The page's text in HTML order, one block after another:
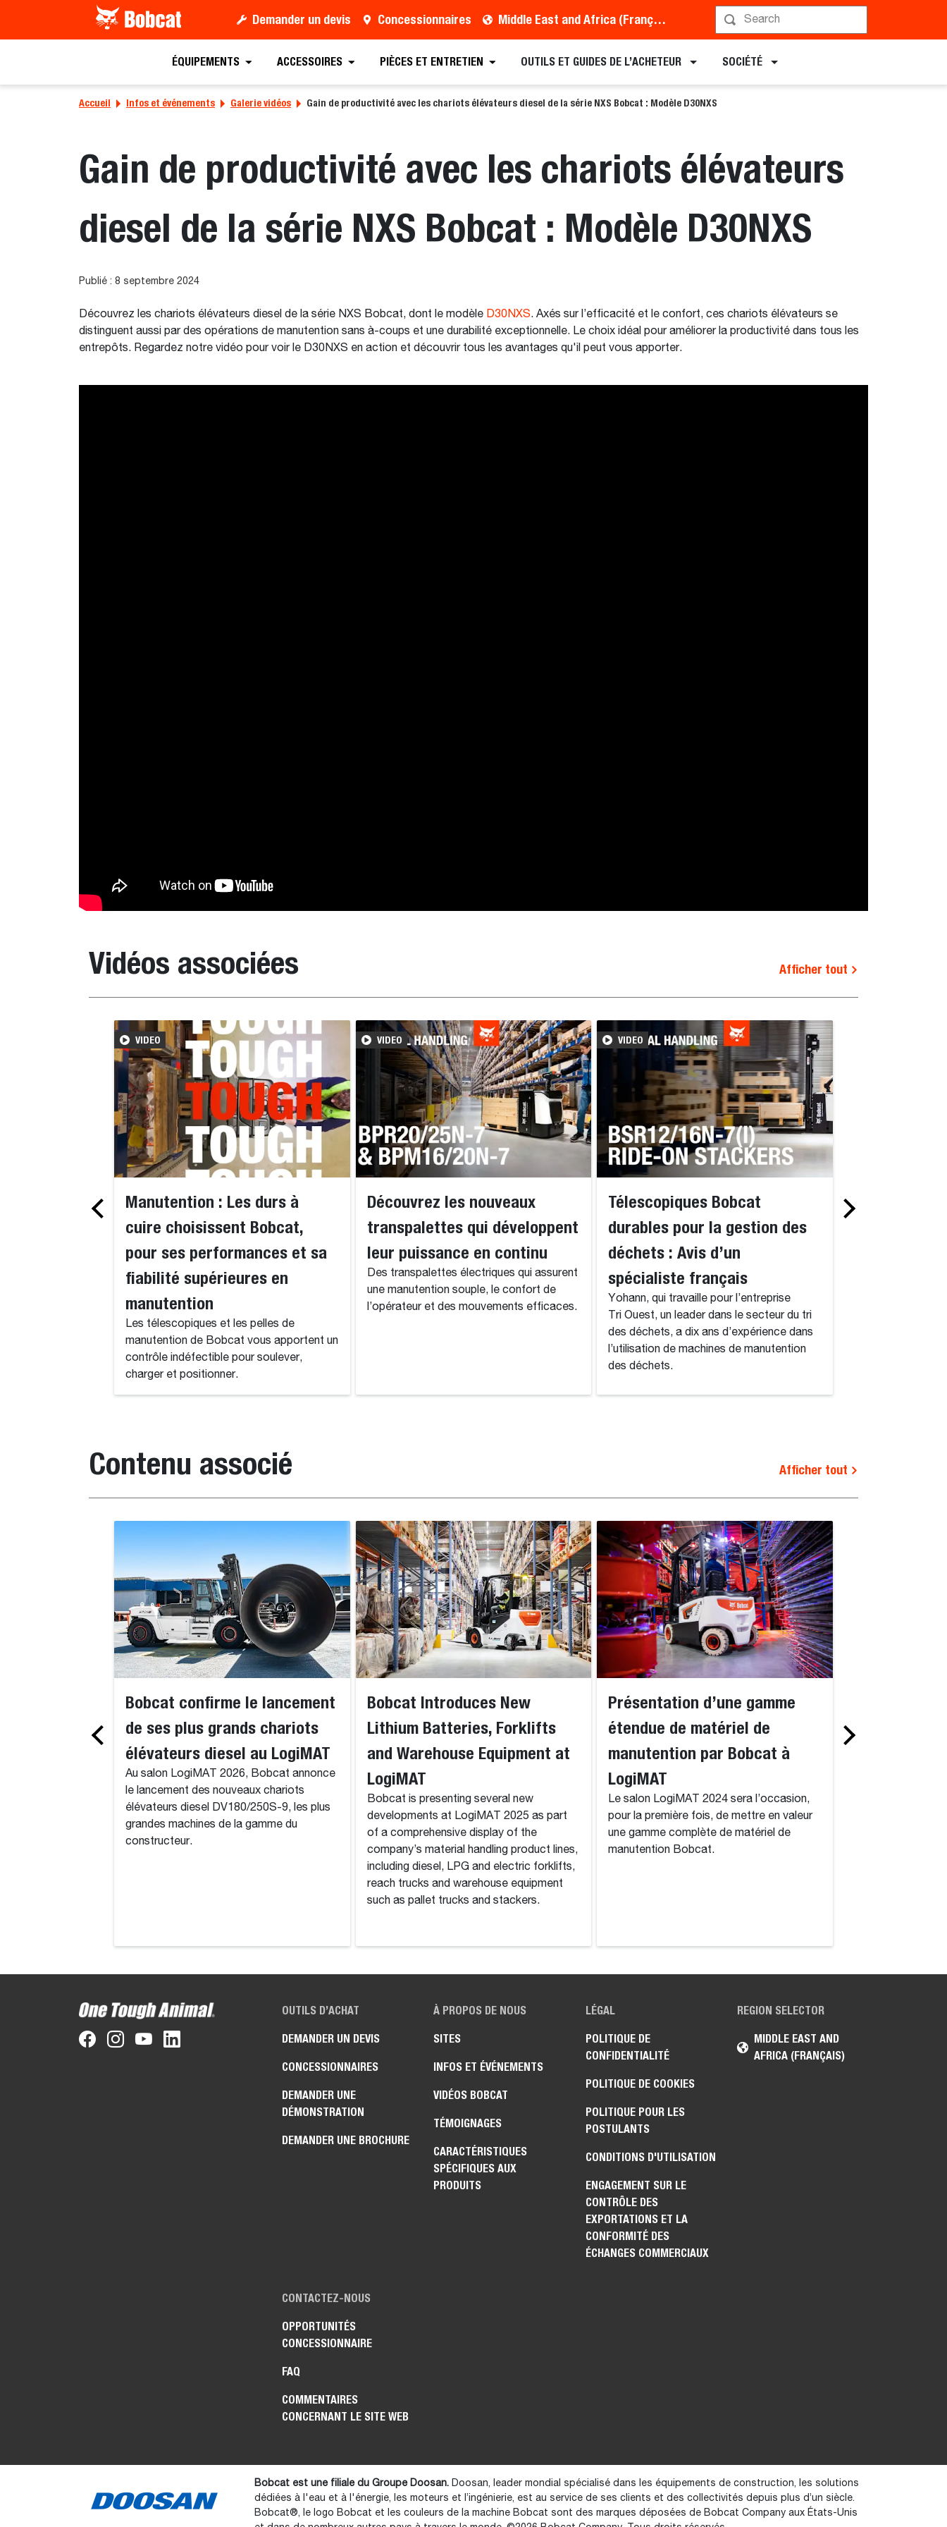
Demander un devis Concessionnaires Middle East and Africa (Français)
ÉQUIPEMENTS ACCESSOIRES PIÈCES ET ENTRETIEN OUTILS ET GUIDES DE L’ACHETEUR SOCIÉTÉ
Accueil Infos et événements Galerie vidéos Gain de productivité avec les chariots élévateurs diesel de la série NXS Bobcat : Modèle D30NXS
Gain de productivité avec les chariots élévateurs
diesel de la série NXS Bobcat : Modèle D30NXS
Publié : 8 septembre 2024
Découvrez les chariots élévateurs diesel de la série NXS Bobcat, dont le modèle D30NXS. Axés sur l’efficacité et le confort, ces chariots élévateurs se
distinguent aussi par des opérations de manutention sans à-coups et une durabilité exceptionnelle. Le choix idéal pour améliorer la productivité dans tous les
entrepôts. Regardez notre vidéo pour voir le D30NXS en action et découvrir tous les avantages qu'il peut vous apporter.
Vidéos associées Afficher tout
VIDEO
Manutention : Les durs à
cuire choisissent Bobcat,
pour ses performances et sa
fiabilité supérieures en
manutention
Les télescopiques et les pelles de
manutention de Bobcat vous apportent un
contrôle indéfectible pour soulever,
charger et positionner.
VIDEO
Découvrez les nouveaux
transpalettes qui développent
leur puissance en continu
Des transpalettes électriques qui assurent
une manutention souple, le confort de
l’opérateur et des mouvements efficaces.
VIDEO
Télescopiques Bobcat
durables pour la gestion des
déchets : Avis d’un
spécialiste français
Yohann, qui travaille pour l’entreprise
Tri Ouest, un leader dans le secteur du tri
des déchets, a dix ans d’expérience dans
l’utilisation de machines de manutention
des déchets.
Pour vos
Contenu associé Afficher tout
Bobcat confirme le lancement
de ses plus grands chariots
élévateurs diesel au LogiMAT
Au salon LogiMAT 2026, Bobcat annonce
le lancement des nouveaux chariots
élévateurs diesel DV180/250S-9, les plus
grandes machines de la gamme du
constructeur.
Bobcat Introduces New
Lithium Batteries, Forklifts
and Warehouse Equipment at
LogiMAT
Bobcat is presenting several new
developments at LogiMAT 2025 as part
of a comprehensive display of the
company’s material handling product lines,
including diesel, LPG and electric forklifts,
reach trucks and warehouse equipment
such as pallet trucks and stackers.
Présentation d’une gamme
étendue de matériel de
manutention par Bobcat à
LogiMAT
Le salon LogiMAT 2024 sera l’occasion,
pour la première fois, de mettre en valeur
une gamme complète de matériel de
manutention Bobcat.
stratégie de
REGION SELECTOR
MIDDLE EAST AND
AFRICA (FRANÇAIS)
OUTILS D’ACHAT
DEMANDER UN DEVIS
CONCESSIONNAIRES
DEMANDER UNE
DÉMONSTRATION
DEMANDER UNE BROCHURE
À PROPOS DE NOUS
SITES
INFOS ET ÉVÉNEMENTS
VIDÉOS BOBCAT
TÉMOIGNAGES
CARACTÉRISTIQUES
SPÉCIFIQUES AUX
PRODUITS
LÉGAL
POLITIQUE DE
CONFIDENTIALITÉ
POLITIQUE DE COOKIES
POLITIQUE POUR LES
POSTULANTS
CONDITIONS D'UTILISATION
ENGAGEMENT SUR LE
CONTRÔLE DES
EXPORTATIONS ET LA
CONFORMITÉ DES
ÉCHANGES COMMERCIAUX
CONTACTEZ-NOUS
OPPORTUNITÉS
CONCESSIONNAIRE
FAQ
COMMENTAIRES
CONCERNANT LE SITE WEB
Bobcat est une filiale du Groupe Doosan. Doosan, leader mondial spécialisé dans les équipements de construction, les solutions
dédiées à l'eau et à l'énergie, les moteurs et l’ingénierie, est au service de ses clients et des collectivités depuis plus d’un siècle.
Bobcat®, le logo Bobcat et les couleurs de la machine Bobcat sont des marques déposées de Bobcat Company aux États-Unis